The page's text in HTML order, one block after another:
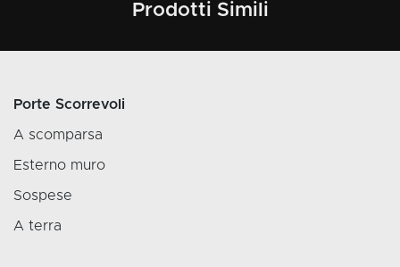
Prodotti Simili
Porte Scorrevoli
A scomparsa
Esterno muro
Sospese
A terra